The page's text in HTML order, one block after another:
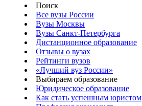
Поиск
Все вузы России
Вузы Москвы
Вузы Санкт-Петербурга
Дистанционное образование
Отзывы о вузах
Рейтинги вузов
«Лучший вуз России»
Выбираем образование
Юридическое образование
Как стать успешным юристом